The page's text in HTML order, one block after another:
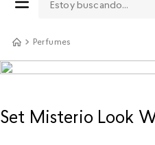
Perfumes
Set Misterio Look